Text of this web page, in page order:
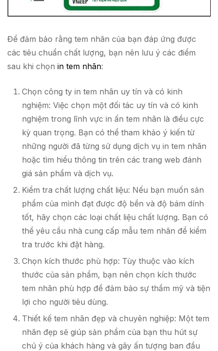
Để đảm bảo rằng tem nhãn của bạn đáp ứng được
các tiêu chuẩn chất lượng, bạn nên lưu ý các điểm
sau khi chọn in tem nhãn:
Chọn công ty in tem nhãn uy tín và có kinh
nghiệm: Việc chọn một đối tác uy tín và có kinh
nghiệm trong lĩnh vực in ấn tem nhãn là điều cực
kỳ quan trọng. Bạn có thể tham khảo ý kiến từ
những người đã từng sử dụng dịch vụ in tem nhãn
hoặc tìm hiểu thông tin trên các trang web đánh
giá sản phẩm và dịch vụ.
Kiểm tra chất lượng chất liệu: Nếu bạn muốn sản
phẩm của mình đạt được độ bền và độ bám dính
tốt, hãy chọn các loại chất liệu chất lượng. Bạn có
thể yêu cầu nhà cung cấp mẫu tem nhãn để kiểm
tra trước khi đặt hàng.
Chọn kích thước phù hợp: Tùy thuộc vào kích
thước của sản phẩm, bạn nên chọn kích thước
tem nhãn phù hợp để đảm bảo sự thẩm mỹ và tiện
lợi cho người tiêu dùng.
Thiết kế tem nhãn đẹp và chuyên nghiệp: Một tem
nhãn đẹp sẽ giúp sản phẩm của bạn thu hút sự
chú ý của khách hàng và gây ấn tượng ban đầu